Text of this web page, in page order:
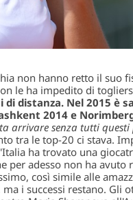
non hanno retto il suo
le ha impedito di
distanza. Nel 2015 è
2014 e
arrivare senza tutti questi
tra le top-20 ci stava.
ha trovato una
per adesso non ha avuto
così simile alle
i successi restano. Gli